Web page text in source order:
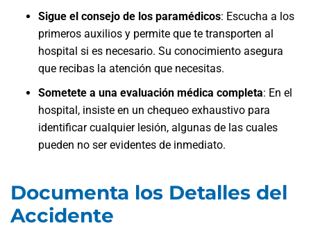
Sigue el consejo de los paramédicos: Escucha a los
primeros auxilios y permite que te transporten al
hospital si es necesario. Su conocimiento asegura
que recibas la atención que necesitas.
Sometete a una evaluación médica completa: En el
hospital, insiste en un chequeo exhaustivo para
identificar cualquier lesión, algunas de las cuales
pueden no ser evidentes de inmediato.
Documenta los Detalles del
Accidente